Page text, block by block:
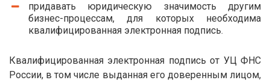
придавать юридическую значимость другим
бизнес-процессам, для которых необходима
квалифицированная электронная подпись.
Квалифицированная электронная подпись от УЦ ФНС
России, в том числе выданная его доверенным лицом,